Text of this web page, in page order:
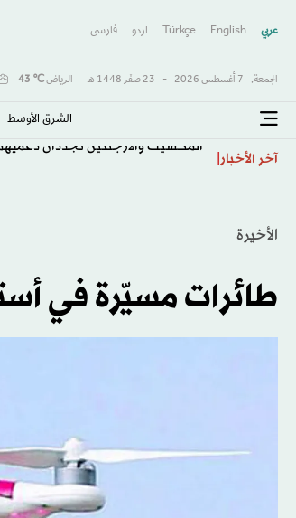
عربي English
Türkçe اردو فارسى
الجمعة, 7 أغسطس 2026 - 23 صفَر 1448 هـ الرياض℃
43
الشرق الأوسط​
آخر الأخبار المكسيك والأرجنتين تجددان
الأخيرة
طائرات مسيّرة في